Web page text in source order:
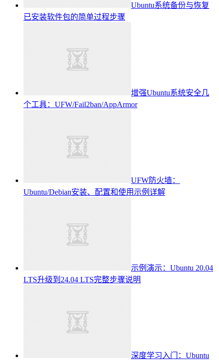
Ubuntu系统备份与恢复
已安装软件包的简单过程步骤
增强Ubuntu系统安全几
个工具：UFW/Fail2ban/AppArmor
UFW防火墙：
Ubuntu/Debian安装、配置和使用示例详解
示例演示：Ubuntu 20.04
LTS升级到24.04 LTS完整步骤说明
深度学习入门：Ubuntu